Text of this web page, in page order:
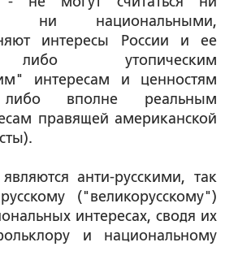
ни национальными,
интересы России и ее
либо утопическим
интересам и ценностям
либо вполне реальным
правящей американской
анти-русскими, так
("великорусскому")
интересах, сводя их
и национальному